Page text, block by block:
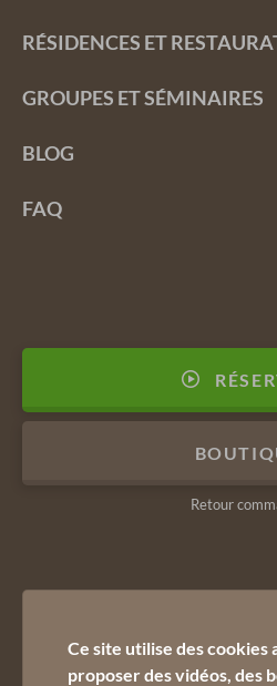
RÉSIDENCES ET
GROUPES ET SÉMINAIRES
BLOG
FAQ
Retour
02 50 45 60 45
Ce site utilise des cookies
proposer des vidéos, des